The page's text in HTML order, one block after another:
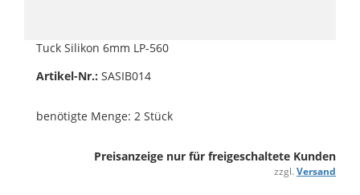
Tuck Silikon 6mm LP-560
Artikel-Nr.: SASIB014
benötigte Menge: 2 Stück
Preisanzeige nur für freigeschaltete Kunden
zzgl. Versand